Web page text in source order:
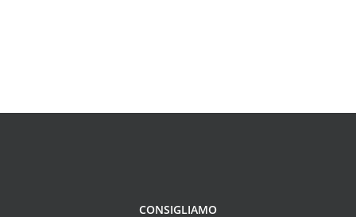
CONSIGLIAMO